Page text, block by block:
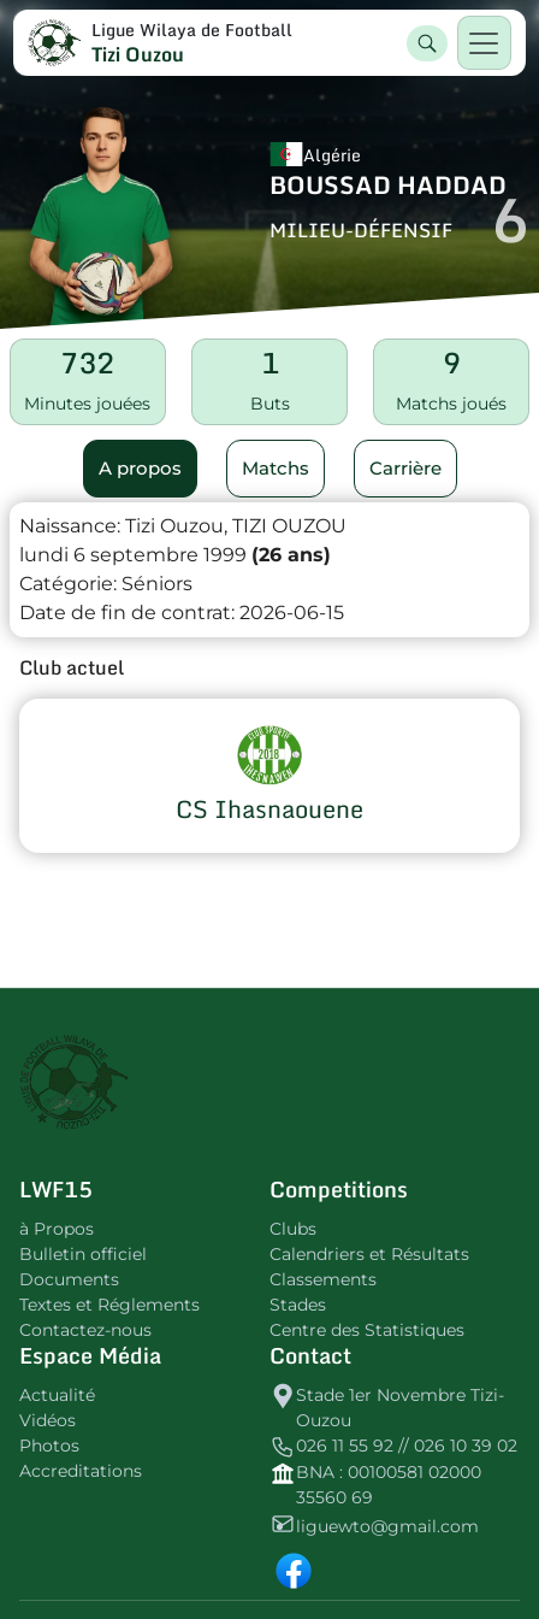
Ligue Wilaya de Football
Tizi Ouzou
Algérie
BOUSSAD HADDAD
MILIEU-DÉFENSIF 6
732
Minutes jouées
1
Buts
9
Matchs joués
A propos Matchs Carrière
Naissance: Tizi Ouzou, TIZI OUZOU
lundi 6 septembre 1999 (26 ans)
Catégorie: Séniors
Date de fin de contrat: 2026-06-15
Club actuel
CS Ihasnaouene
LWF15
à Propos
Bulletin officiel
Documents
Textes et Réglements
Contactez-nous
Competitions
Clubs
Calendriers et Résultats
Classements
Stades
Centre des Statistiques
Espace Média
Actualité
Vidéos
Photos
Accreditations
Contact
Stade 1er Novembre Tizi-
Ouzou
026 11 55 92 // 026 10 39 02
BNA : 00100581 02000
35560 69
liguewto@gmail.com